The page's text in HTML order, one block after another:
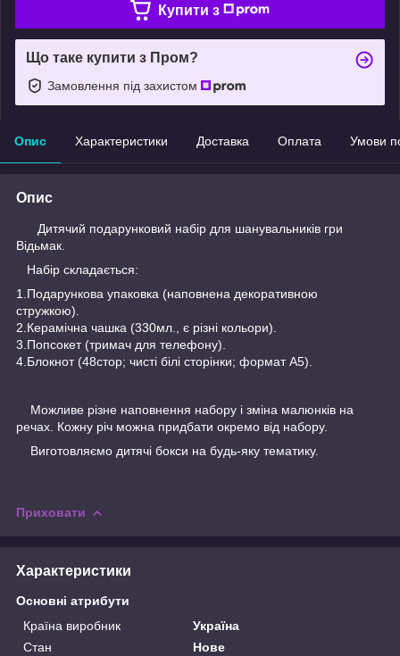
Купити з
Що таке купити з Пром?
Замовлення під захистом
Опис Характеристики Доставка Оплата Умови
Опис
Дитячий подарунковий набір для шанувальників гри
Відьмак.
Набір складається:
1.Подарункова упаковка (наповнена декоративною
стружкою).
2.Керамічна чашка (330мл., є різні кольори).
3.Попсокет (тримач для телефону).
4.Блокнот (48стор; чисті білі сторінки; формат А5).
Можливе різне наповнення набору і зміна малюнків на
речах. Кожну річ можна придбати окремо від набору.
Виготовляємо дитячі бокси на будь-яку тематику.
Приховати
Характеристики
Основні атрибути
Країна виробник
Україна
Стан
Нове